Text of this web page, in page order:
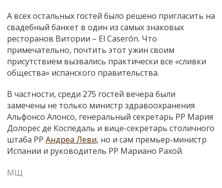
А всех остальных гостей было решено пригласить на
свадебный банкет в один из самых знаковых
ресторанов Витории – El Caserón. Что
примечательно, почтить этот ужин своим
присутствием вызвались практически все «сливки
общества» испанского правительства.
В частности, среди 275 гостей вечера были
замечены не только министр здравоохранения
Альфонсо Алонсо, генеральный секретарь PP Мария
Долорес де Коспедаль и вице-секретарь столичного
штаба PP Андреа Леви, но и сам премьер-министр
Испании и руководитель PP Мариано Рахой.
МЩ